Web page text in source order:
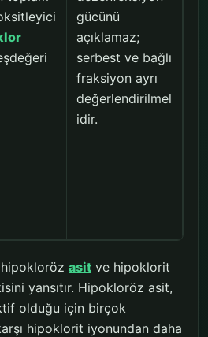
gücünü
açıklamaz;
serbest ve bağlı
fraksiyon ayrı
değerlendirilmel
idir.
asit ve hipoklorit
yansıtır. Hipokloröz asit,
olduğu için birçok
hipoklorit iyonundan daha